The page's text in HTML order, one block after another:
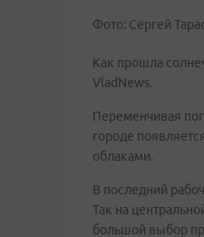
Фото: Сергей
Как прошла
VladNews.
Переменчивая
городе
облаками.
В последний
Так на
большой выбор